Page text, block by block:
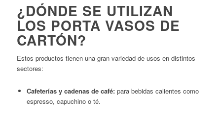
¿DÓNDE SE UTILIZAN
LOS PORTA VASOS DE
CARTÓN?
Estos productos tienen una gran variedad de usos en distintos
sectores:
Cafeterías y cadenas de café:para bebidas calientes como
espresso, capuchino o té.